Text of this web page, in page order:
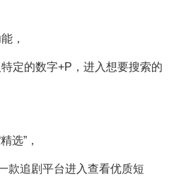
，
定的数字+P，进入想要搜索的
选”，
款追剧平台进入查看优质短